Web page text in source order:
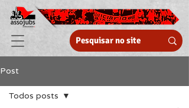
Post
Todos posts